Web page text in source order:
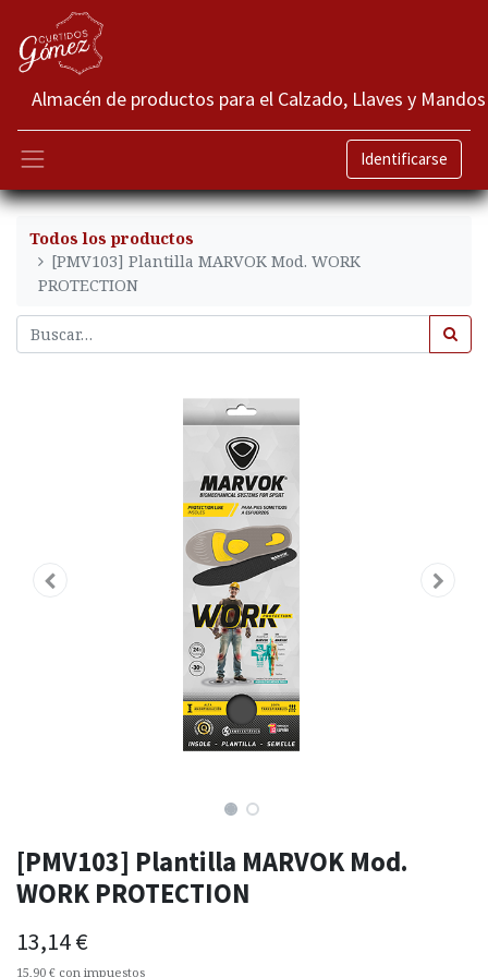
Almacén de productos para el Calzado, Llaves y Mandos
Identificarse
Todos los productos
[PMV103] Plantilla MARVOK Mod. WORK
PROTECTION
[PMV103] Plantilla MARVOK Mod.
WORK PROTECTION
13,14€
15,90 € con impuestos